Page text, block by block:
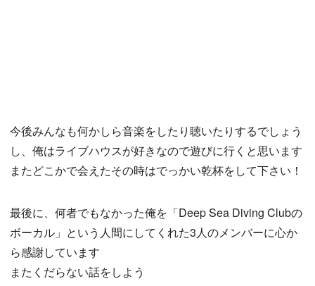
今後みんなも何かしら音楽をしたり聴いたりするでしょう
し、俺はライブハウスが好きなので遊びに行くと思います
またどこかで会えたその時はでっかい乾杯をして下さい！
最後に、何者でもなかった俺を「Deep Sea Diving Clubの
ボーカル」という人間にしてくれた3人のメンバーに心か
ら感謝しています
またくだらない話をしよう